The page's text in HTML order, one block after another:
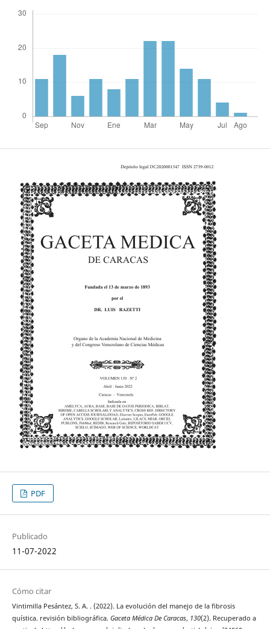
PDF
Publicado
11-07-2022
Cómo citar
Vintimilla Pesántez, S. A. . (2022). La evolución del manejo de la fibrosis
quística. revisión bibliográfica. Gaceta Médica De Caracas, 130(2). Recuperado a